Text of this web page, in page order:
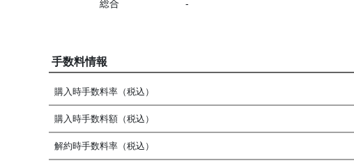
総合 -
手数料情報
購入時手数料率（税込）
購入時手数料額（税込）
解約時手数料率（税込）